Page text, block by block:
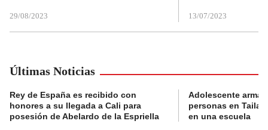
29/08/2023 13/07/2023
Últimas Noticias
Rey de España es recibido con
honores a su llegada a Cali para
posesión de Abelardo de la Espriella
Adolescente
personas en
en una escuela